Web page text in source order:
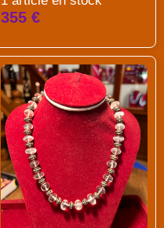
355 €